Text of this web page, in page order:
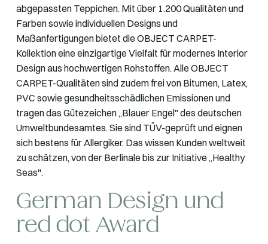
abgepassten Teppichen. Mit über 1.200 Qualitäten und
Farben sowie individuellen Designs und
Maßanfertigungen bietet die OBJECT CARPET-
Kollektion eine einzigartige Vielfalt für modernes Interior
Design aus hochwertigen Rohstoffen. Alle OBJECT
CARPET-Qualitäten sind zudem frei von Bitumen, Latex,
PVC sowie gesundheitsschädlichen Emissionen und
tragen das Gütezeichen „Blauer Engel" des deutschen
Umweltbundesamtes. Sie sind TÜV-geprüft und eignen
sich bestens für Allergiker. Das wissen Kunden weltweit
zu schätzen, von der Berlinale bis zur Initiative „Healthy
Seas".
German Design und
red dot Award